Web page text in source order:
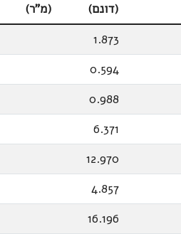
(דונם)
(מ"ר)
1.873
0.594
0.988
6.371
12.970
4.857
16.196